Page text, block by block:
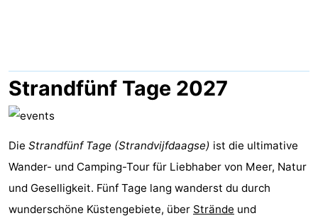
De
Oase
-
Duinoord
-
Ginsterveld
-
Livingstone
-
Strandfünf Tage 2027
Die Strandfünf Tage (Strandvijfdaagse) ist die ultimative
Wander- und Camping-Tour für Liebhaber von Meer, Natur
und Geselligkeit. Fünf Tage lang wanderst du durch
wunderschöne Küstengebiete, über Strände und